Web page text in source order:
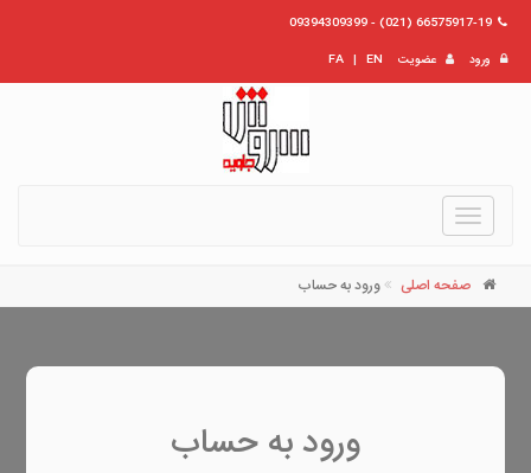
66575917-19 (021) - 09394309399
ورود
عضویت EN
|
FA
Toggle
navigation
صفحه اصلی ورود به حساب
ورود به حساب